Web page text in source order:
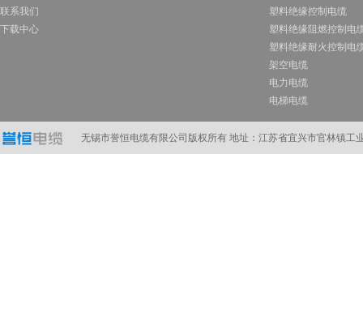
联系我们
下载中心
塑料绝缘控制电缆
塑料绝缘阻燃控制电
塑料绝缘耐火控制电
架空电缆
电力电缆
电梯电缆
在线订购
无锡市誉恒电缆有限公司版权所有 地址：江苏省宜兴市官林镇